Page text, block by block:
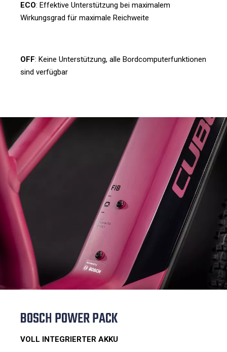
ECO: Effektive Unterstützung bei maximalem
Wirkungsgrad für maximale Reichweite
OFF: Keine Unterstützung, alle Bordcomputerfunktionen
sind verfügbar
BOSCH POWER PACK
VOLL INTEGRIERTER AKKU